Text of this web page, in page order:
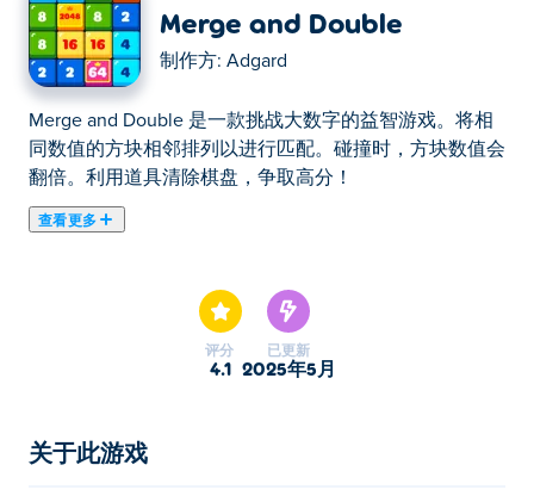
Merge and Double
制作方: Adgard
Merge and Double 是一款挑战大数字的益智游戏。将相
同数值的方块相邻排列以进行匹配。碰撞时，方块数值会
翻倍。利用道具清除棋盘，争取高分！
查看更多
匹配它们。当两个数字匹配时，牌组的值将翻倍！卡住了
还是需要提升？别担心，有多种强化道具可以帮助您！您
能合并最大的数字并获得最高分吗？
单击或点击即可合并图块！
评分
4.1
已更新
2025年5月
关于此游戏